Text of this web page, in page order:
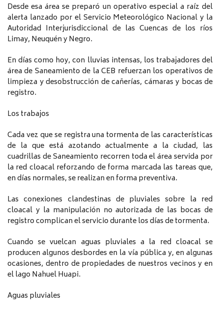
Desde esa área se preparó un operativo especial a raíz del
alerta lanzado por el Servicio Meteorológico Nacional y la
Autoridad Interjurisdiccional de las Cuencas de los ríos
Limay, Neuquén y Negro.
En días como hoy, con lluvias intensas, los trabajadores del
área de Saneamiento de la CEB refuerzan los operativos de
limpieza y desobstrucción de cañerías, cámaras y bocas de
registro.
Los trabajos
Cada vez que se registra una tormenta de las características
de la que está azotando actualmente a la ciudad, las
cuadrillas de Saneamiento recorren toda el área servida por
la red cloacal reforzando de forma marcada las tareas que,
en días normales, se realizan en forma preventiva.
Las conexiones clandestinas de pluviales sobre la red
cloacal y la manipulación no autorizada de las bocas de
registro complican el servicio durante los días de tormenta.
Cuando se vuelcan aguas pluviales a la red cloacal se
producen algunos desbordes en la vía pública y, en algunas
ocasiones, dentro de propiedades de nuestros vecinos y en
el lago Nahuel Huapi.
Aguas pluviales